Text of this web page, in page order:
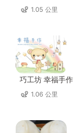
1.05 公里
巧工坊 幸福手作
1.06 公里